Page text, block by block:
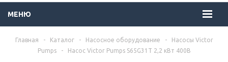
МЕНЮ
Главная - Каталог - Насосное оборудование -
Насосы Victor
Pumps
- Насос Victor Pumps S65G31T 2,2 кВт 400В